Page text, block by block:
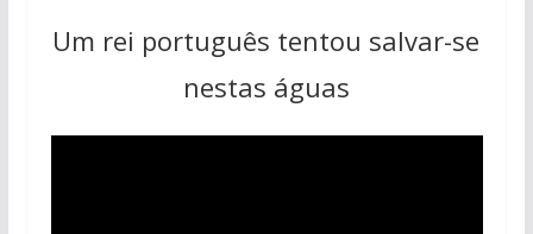
Um rei português tentou salvar-se
nestas águas